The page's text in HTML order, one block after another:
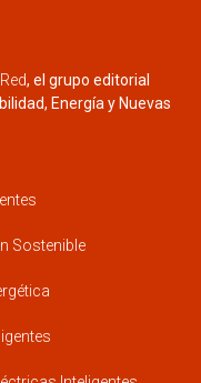
, el grupo editorial
Energía y Nuevas
Sostenible